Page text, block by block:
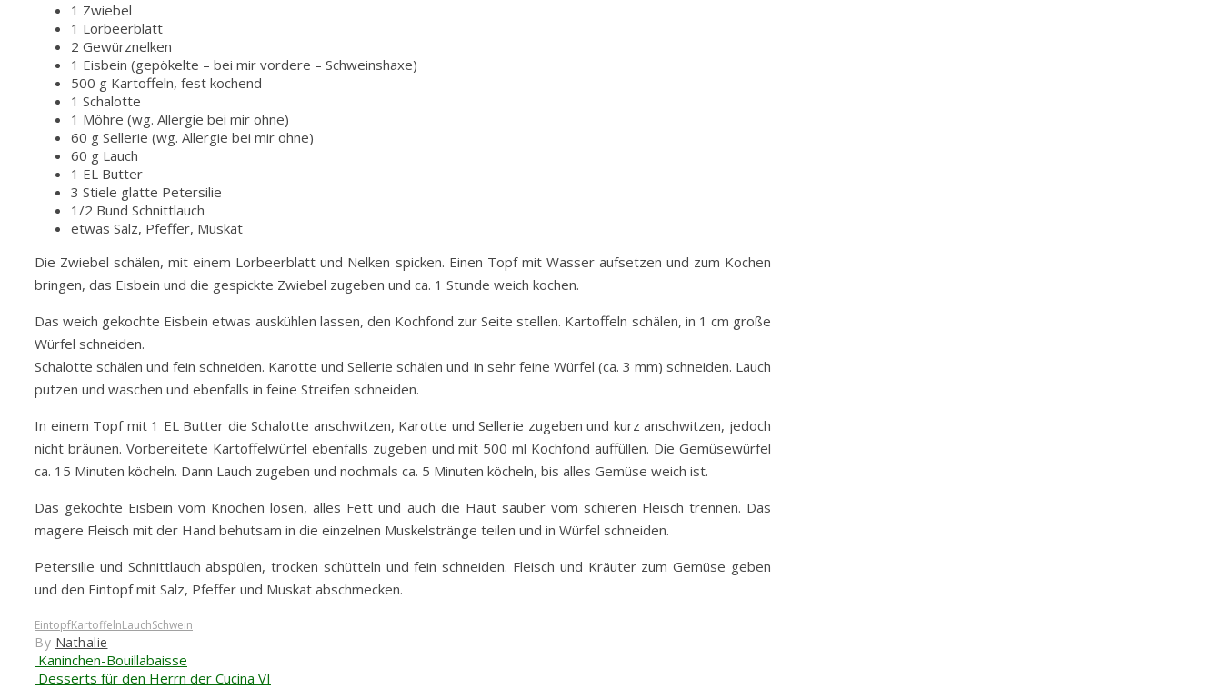
1 Zwiebel
1 Lorbeerblatt
2 Gewürznelken
1 Eisbein (gepökelte – bei mir vordere – Schweinshaxe)
500 g Kartoffeln, fest kochend
1 Schalotte
1 Möhre (wg. Allergie bei mir ohne)
60 g Sellerie (wg. Allergie bei mir ohne)
60 g Lauch
1 EL Butter
3 Stiele glatte Petersilie
1/2 Bund Schnittlauch
etwas Salz, Pfeffer, Muskat
Die Zwiebel schälen, mit einem Lorbeerblatt und Nelken spicken. Einen Topf mit Wasser aufsetzen und zum Kochen
bringen, das Eisbein und die gespickte Zwiebel zugeben und ca. 1 Stunde weich kochen.
Das weich gekochte Eisbein etwas auskühlen lassen, den Kochfond zur Seite stellen. Kartoffeln schälen, in 1 cm große
Würfel schneiden.
Schalotte schälen und fein schneiden. Karotte und Sellerie schälen und in sehr feine Würfel (ca. 3 mm) schneiden. Lauch
putzen und waschen und ebenfalls in feine Streifen schneiden.
In einem Topf mit 1 EL Butter die Schalotte anschwitzen, Karotte und Sellerie zugeben und kurz anschwitzen, jedoch
nicht bräunen. Vorbereitete Kartoffelwürfel ebenfalls zugeben und mit 500 ml Kochfond auffüllen. Die Gemüsewürfel
ca. 15 Minuten köcheln. Dann Lauch zugeben und nochmals ca. 5 Minuten köcheln, bis alles Gemüse weich ist.
Das gekochte Eisbein vom Knochen lösen, alles Fett und auch die Haut sauber vom schieren Fleisch trennen. Das
magere Fleisch mit der Hand behutsam in die einzelnen Muskelstränge teilen und in Würfel schneiden.
Petersilie und Schnittlauch abspülen, trocken schütteln und fein schneiden. Fleisch und Kräuter zum Gemüse geben
und den Eintopf mit Salz, Pfeffer und Muskat abschmecken.
EintopfKartoffelnLauchSchwein
By Nathalie
Kaninchen-Bouillabaisse
Desserts für den Herrn der Cucina VI